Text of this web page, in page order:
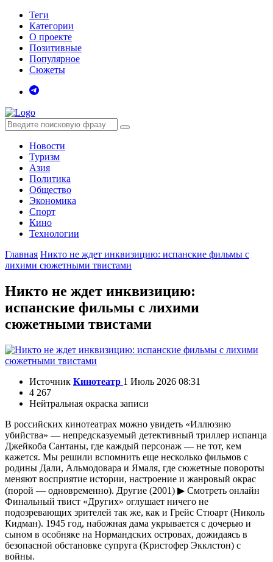
Теги
Категории
О проекте
Позитивные
Популярное
Сюжеты
Новости
Туризм
Азия
Политика
Общество
Экономика
Спорт
Кино
Технологии
Главная Никто не ждет инквизицию: испанские фильмы с
лихими сюжетными твистами
Никто не ждет инквизицию:
испанские фильмы с лихими
сюжетными твистами
Источник Кинотеатр 1 Июль 2026 08:31
4 267
Нейтральная окраска записи
В российских кинотеатрах можно увидеть «Иллюзию
убийства» — непредсказуемый детективный триллер испанца
Джейкоба Сантаны, где каждый персонаж — не тот, кем
кажется. Мы решили вспомнить еще несколько фильмов с
родины Дали, Альмодовара и Ямаля, где сюжетные повороты
меняют восприятие истории, настроение и жанровый окрас
(порой — одновременно). Другие (2001) ▶ Смотреть онлайн
Финальный твист «Других» оглушает ничего не
подозревающих зрителей так же, как и Грейс Стюарт (Николь
Кидман). 1945 год, набожная дама укрывается с дочерью и
сыном в особняке на Нормандских островах, дожидаясь в
безопасной обстановке супруга (Кристофер Экклстон) с
войны.